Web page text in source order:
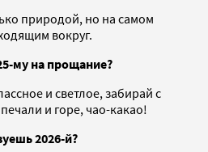
природой, но на самом
вокруг.
му на прощание?
и светлое, забирай с
и горе, чао-какао!
2026-й?